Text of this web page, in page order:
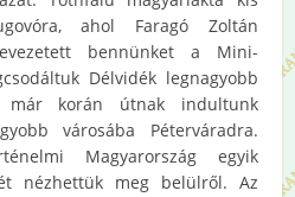
ahol Faragó Zoltán
bennünket a Mini-
Délvidék legnagyobb
már korán útnak indultunk
városába Péterváradra.
Magyarország egyik
nézhettük meg belülről. Az